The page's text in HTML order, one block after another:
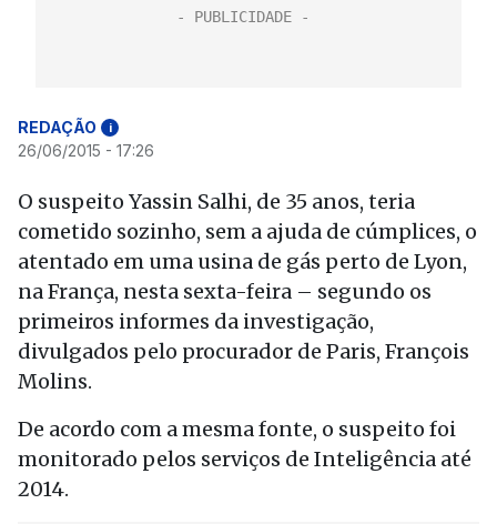
REDAÇÃO i
26/06/2015 - 17:26
O suspeito Yassin Salhi, de 35 anos, teria
cometido sozinho, sem a ajuda de cúmplices, o
atentado em uma usina de gás perto de Lyon,
na França, nesta sexta-feira – segundo os
primeiros informes da investigação,
divulgados pelo procurador de Paris, François
Molins.
De acordo com a mesma fonte, o suspeito foi
monitorado pelos serviços de Inteligência até
2014.